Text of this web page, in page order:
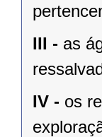
III - as
IV - os